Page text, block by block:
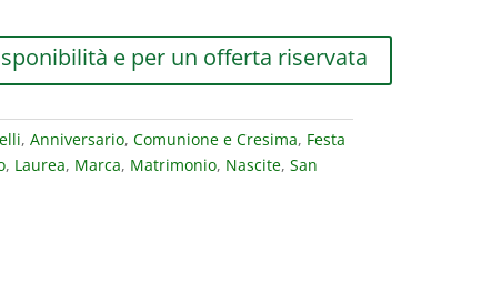
e per un offerta riservata
, Anniversario, Comunione e Cresima, Festa
, Laurea, Marca, Matrimonio, Nascite, San